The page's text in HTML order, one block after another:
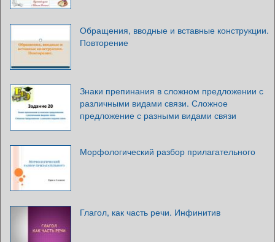
Обращения, вводные и вставные конструкции.
Повторение
Знаки препинания в сложном предложении с
различными видами связи. Сложное
предложение с разными видами связи
Морфологический разбор прилагательного
Глагол, как часть речи. Инфинитив